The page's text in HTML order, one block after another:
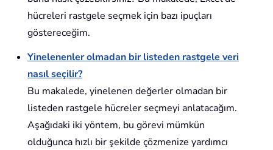
hücreleri rastgele seçmek için bazı ipuçları
göstereceğim.
Yinelenenler olmadan bir listeden rastgele veri
nasıl seçilir?
Bu makalede, yinelenen değerler olmadan bir
listeden rastgele hücreler seçmeyi anlatacağım.
Aşağıdaki iki yöntem, bu görevi mümkün
olduğunca hızlı bir şekilde çözmenize yardımcı